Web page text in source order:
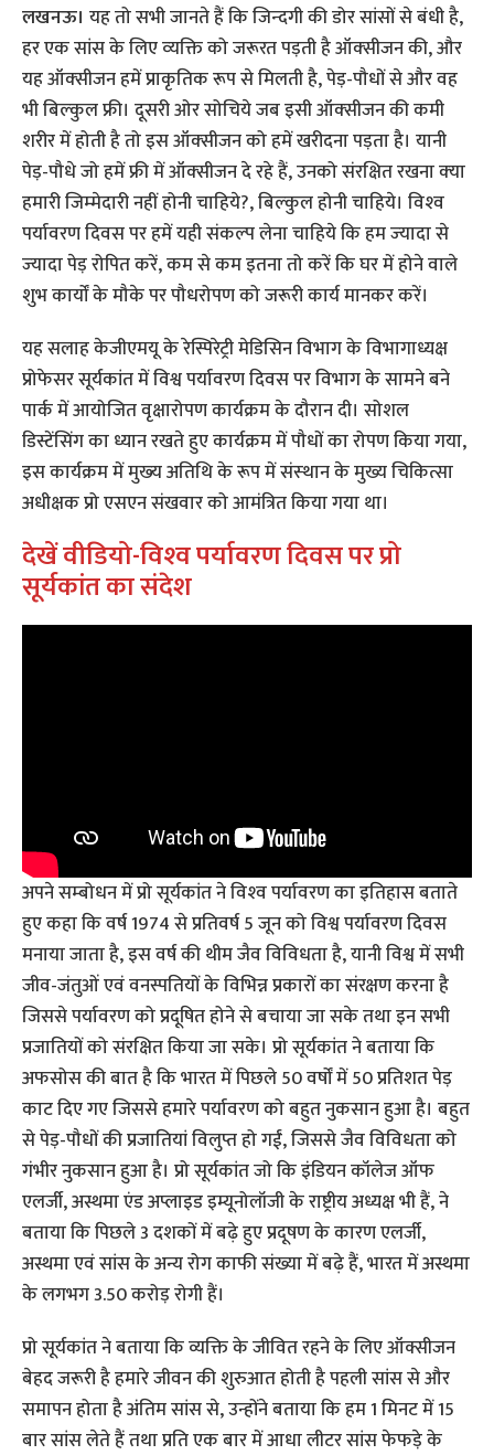
लखनऊ। यह तो सभी जानते हैं कि जिन्‍दगी की डोर सांसों से बंधी है,
हर एक सांस के लिए व्‍यक्ति को जरूरत पड़ती है ऑक्‍सीजन की, और
यह ऑक्‍सीजन हमें प्राकृतिक रूप से मिलती है, पेड़-पौधों से और वह
भी बिल्‍कुल फ्री। दूसरी ओर सोचिये जब इसी ऑक्‍सीजन की कमी
शरीर में होती है तो इस ऑक्‍सीजन को हमें खरीदना पड़ता है। यानी
पेड़-पौधे जो हमें फ्री में ऑक्‍सीजन दे रहे हैं, उनको संरक्षित रखना क्‍या
हमारी जिम्‍मेदारी नहीं होनी चाहिये?, बिल्‍कुल होनी चाहिये। विश्‍व
पर्यावरण दिवस पर हमें यही संकल्‍प लेना चाहिये कि हम ज्‍यादा से
ज्‍यादा पेड़ रोपित करें, कम से कम इतना तो करें कि घर में होने वाले
शुभ कार्यों के मौके पर पौधरोपण को जरूरी कार्य मानकर करें।
यह सलाह केजीएमयू के रेस्पिरेट्री मेडिसिन विभाग के विभागाध्यक्ष
प्रोफेसर सूर्यकांत में विश्व पर्यावरण दिवस पर विभाग के सामने बने
पार्क में आयोजित वृक्षारोपण कार्यक्रम के दौरान दी। सोशल
डिस्टेंसिंग का ध्यान रखते हुए कार्यक्रम में पौधों का रोपण किया गया,
इस कार्यक्रम में मुख्‍य अतिथि के रूप में संस्‍थान के मुख्य चिकित्सा
अधीक्षक प्रो एसएन संखवार को आमंत्रित किया गया था।
देखें वीडियो-विश्‍व पर्यावरण दिवस पर प्रो
सूर्यकांत का संदेश
अपने सम्‍बोधन में प्रो सूर्यकांत ने विश्‍व पर्यावरण का इतिहास बताते
हुए कहा कि वर्ष 1974 से प्रतिवर्ष 5 जून को विश्व पर्यावरण दिवस
मनाया जाता है, इस वर्ष की थीम जैव विविधता है, यानी विश्व में सभी
जीव-जंतुओं एवं वनस्पतियों के विभिन्न प्रकारों का संरक्षण करना है
जिससे पर्यावरण को प्रदूषित होने से बचाया जा सके तथा इन सभी
प्रजातियों को संरक्षित किया जा सके। प्रो सूर्यकांत ने बताया कि
अफसोस की बात है कि भारत में पिछले 50 वर्षों में 50 प्रतिशत पेड़
काट दिए गए जिससे हमारे पर्यावरण को बहुत नुकसान हुआ है। बहुत
से पेड़-पौधों की प्रजातियां विलुप्त हो गईं, जिससे जैव विविधता को
गंभीर नुकसान हुआ है। प्रो सूर्यकांत जो कि इंडियन कॉलेज ऑफ
एलर्जी, अस्थमा एंड अप्लाइड इम्यूनोलॉजी के राष्ट्रीय अध्यक्ष भी हैं, ने
बताया कि पिछले 3 दशकों में बढ़े हुए प्रदूषण के कारण एलर्जी,
अस्थमा एवं सांस के अन्य रोग काफी संख्या में बढ़े हैं, भारत में अस्थमा
के लगभग 3.50 करोड़ रोगी हैं।
प्रो सूर्यकांत ने बताया कि व्यक्ति के जीवित रहने के लिए ऑक्सीजन
बेहद जरूरी है हमारे जीवन की शुरुआत होती है पहली सांस से और
समापन होता है अंतिम सांस से, उन्होंने बताया कि हम 1 मिनट में 15
बार सांस लेते हैं तथा प्रति एक बार में आधा लीटर सांस फेफड़े के